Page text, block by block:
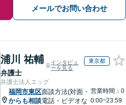
メールでお問い合わせ
浦川 祐輔
弁護士
インタビュ
ーを見る
東京都
弁護士法人エッグ
福岡市東区
からも相談
面談方法(対面・
電話・ビデオな
営業時間：0
0:00~23:59